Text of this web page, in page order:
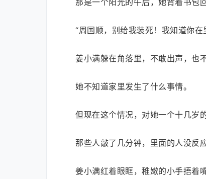
那是一个阳光的午后，她背着书包
“周国顺，别给我装死！我知道你
姜小满躲在角落里，不敢出声，也
她不知道家里发生了什么事情。
但现在这个情况，对她一个十几岁
那些人敲了几分钟，里面的人没反
姜小满红着眼眶，稚嫩的小手捂着